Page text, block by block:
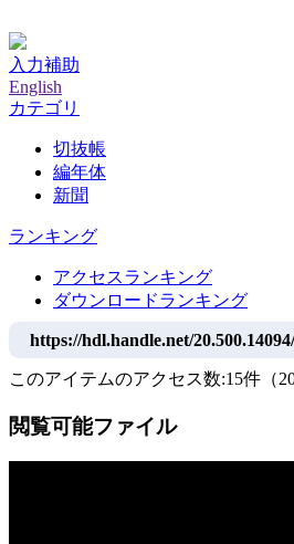
入力補助
English
カテゴリ
切抜帳
編年体
新聞
ランキング
アクセスランキング
ダウンロードランキング
https://hdl.handle.net/
このアイテムのアクセス数:15件 （
閲覧可能ファイル